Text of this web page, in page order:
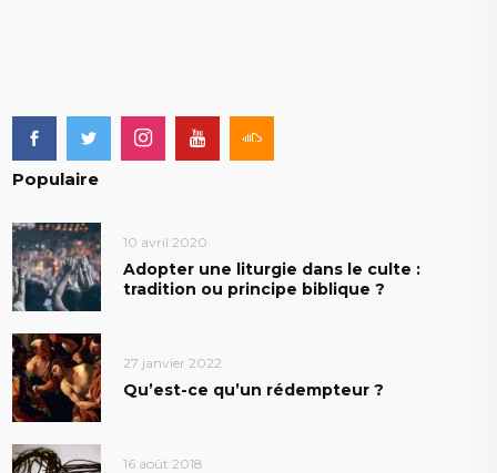
Populaire
10 avril 2020
Adopter une liturgie dans le culte :
tradition ou principe biblique ?
27 janvier 2022
Qu’est-ce qu’un rédempteur ?
16 août 2018